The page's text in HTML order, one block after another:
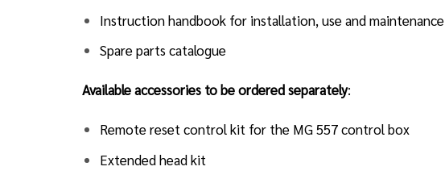
Instruction handbook for installation, use and maintenance
Spare parts catalogue
Available accessories to be ordered separately:
Remote reset control kit for the MG 557 control box
Extended head kit